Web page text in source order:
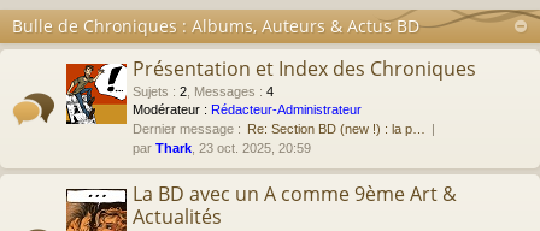
Bulle de Chroniques : Albums, Auteurs & Actus BD
Présentation et Index des Chroniques
Sujets : 2 Messages : 4
Modérateur : Rédacteur-Administrateur
Dernier message : Re: Section BD (new !) : la p…
par Thark , 23 oct. 2025, 20:59
La BD avec un A comme 9ème Art &
Actualités